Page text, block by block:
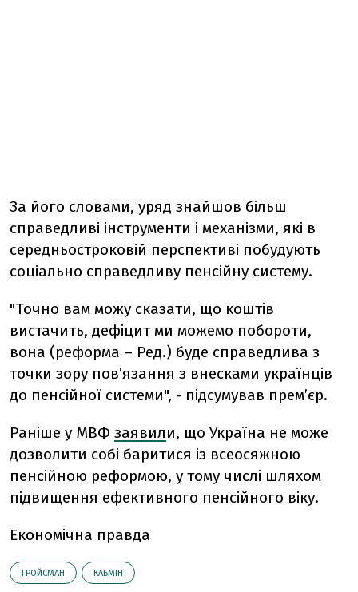
За його словами, уряд знайшов більш
справедливі інструменти і механізми, які в
середньостроковій перспективі побудують
соціально справедливу пенсійну систему.
"Точно вам можу сказати, що коштів
вистачить, дефіцит ми можемо побороти,
вона (реформа – Ред.) буде справедлива з
точки зору пов’язання з внесками українців
до пенсійної системи", - підсумував прем’єр.
Раніше у МВФ заявили, що Україна не може
дозволити собі баритися із всеосяжною
пенсійною реформою, у тому числі шляхом
підвищення ефективного пенсійного віку.
Економічна правда
ГРОЙСМАН КАБМІН